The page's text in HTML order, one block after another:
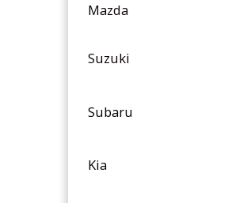
Mazda
Suzuki
Subaru
Kia